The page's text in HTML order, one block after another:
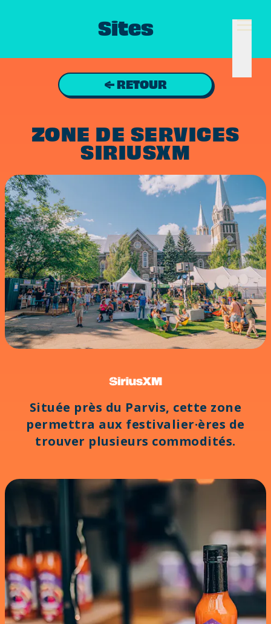
Sites
← RETOUR
ZONE DE SERVICES
SIRIUSXM
Située près du Parvis, cette zone
permettra aux festivalier·ères de
trouver plusieurs commodités.